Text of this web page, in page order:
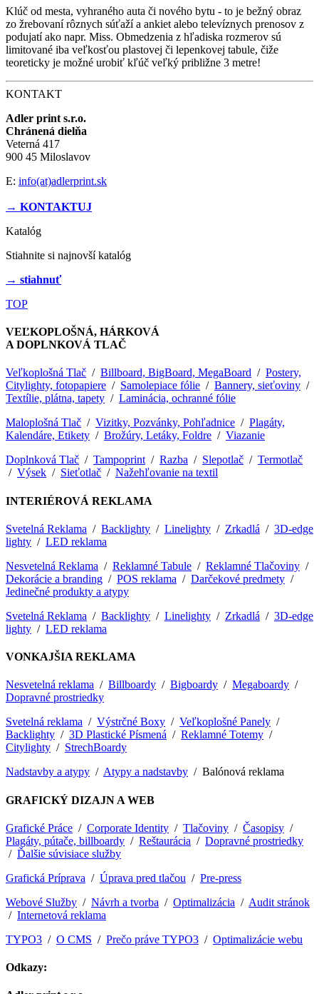
Klúč od mesta, vyhraného auta či nového bytu - to je bežný obraz
zo žrebovaní rôznych súťaží a ankiet alebo televíznych prenosov z
podujatí ako napr. Miss. Obmedzenia z hľadiska rozmerov sú
limitované iba veľkosťou plastovej či lepenkovej tabule, čiže
teoreticky je možné urobiť kľúč veľký približne 3 metre!
KONTAKT
Adler print s.r.o.
Chránená dielňa
Veterná 417
900 45 Miloslavov
E: info(at)adlerprint.sk
→ KONTAKTUJ
Katalóg
Stiahnite si najnovší katalóg
→ stiahnuť
TOP
VEĽKOPLOŠNÁ, HÁRKOVÁ
A DOPLNKOVÁ TLAČ
Veľkoplošná Tlač / Billboard, BigBoard, MegaBoard / Postery,
Citylighty, fotopapiere / Samolepiace fólie / Bannery, sieťoviny /
Textílie, plátna, tapety / Laminácia, ochranné fólie
Maloplošná Tlač / Vizitky, Pozvánky, Pohľadnice / Plagáty,
Kalendáre, Etikety / Brožúry, Letáky, Foldre / Viazanie
Doplnková Tlač / Tampoprint / Razba / Slepotlač / Termotlač
/ Výsek / Sieťotlač / Nažehľovanie na textil
INTERIÉROVÁ REKLAMA
Svetelná Reklama / Backlighty / Linelighty / Zrkadlá / 3D-edge
lighty / LED reklama
Nesvetelná Reklama / Reklamné Tabule / Reklamné Tlačoviny /
Dekorácie a branding / POS reklama / Darčekové predmety /
Jedinečné produkty a atypy
Svetelná Reklama / Backlighty / Linelighty / Zrkadlá / 3D-edge
lighty / LED reklama
VONKAJŠIA REKLAMA
Nesvetelná reklama / Billboardy / Bigboardy / Megaboardy /
Dopravné prostriedky
Svetelná reklama / Výstrčné Boxy / Veľkoplošné Panely /
Backlighty / 3D Plastické Písmená / Reklamné Totemy /
Citylighty / StrechBoardy
Nadstavby a atypy / Atypy a nadstavby / Balónová reklama
GRAFICKÝ DIZAJN A WEB
Grafické Práce / Corporate Identity / Tlačoviny / Časopisy /
Plagáty, pútače, billboardy / Reštaurácia / Dopravné prostriedky
/ Ďalšie súvisiace služby
Grafická Príprava / Úprava pred tlačou / Pre-press
Webové Služby / Návrh a tvorba / Optimalizácia / Audit stránok
/ Internetová reklama
TYPO3 / O CMS / Prečo práve TYPO3 / Optimalizácie webu
Odkazy: